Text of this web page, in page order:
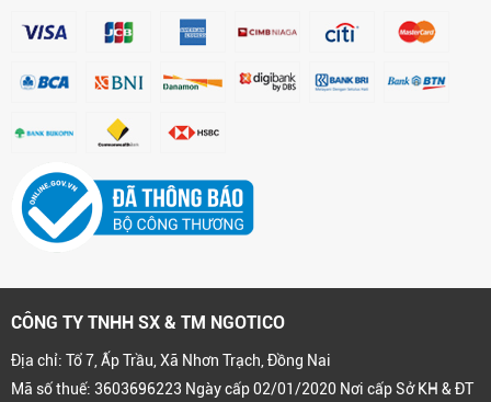
CÔNG TY TNHH SX & TM NGOTICO
Địa chỉ: Tổ 7, Ấp Trầu, Xã Nhơn Trạch, Đồng Nai
Mã số thuế: 3603696223 Ngày cấp 02/01/2020 Nơi cấp Sở KH & ĐT